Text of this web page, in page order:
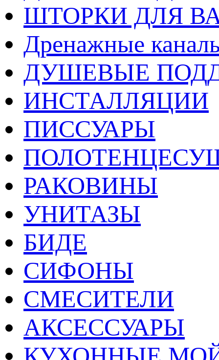
ШТОРКИ ДЛЯ
Дренажные
ДУШЕВЫЕ
ИНСТАЛЛЯЦИИ
ПИССУАРЫ
РАКОВИНЫ
УНИТАЗЫ
БИДЕ
СИФОНЫ
СМЕСИТЕЛИ
АКСЕССУАРЫ